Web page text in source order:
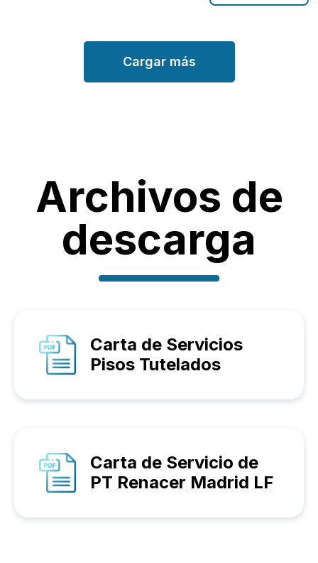
Cargar más
Archivos de
descarga
Carta de Servicios
Pisos Tutelados
Carta de Servicio de
PT Renacer Madrid LF